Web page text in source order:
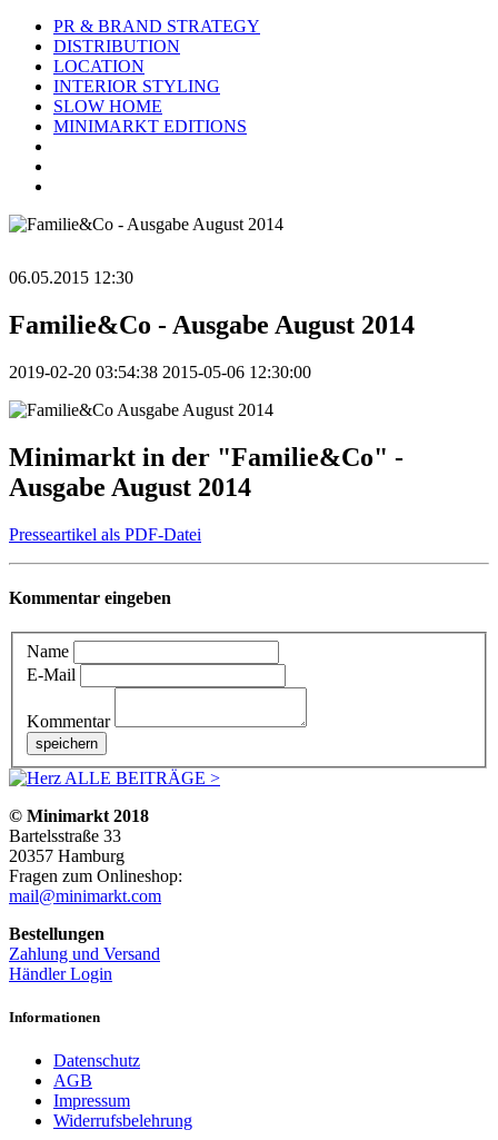
PR & BRAND STRATEGY
DISTRIBUTION
LOCATION
INTERIOR STYLING
SLOW HOME
MINIMARKT EDITIONS
06.05.2015 12:30
Familie&Co - Ausgabe August 2014
2019-02-20 03:54:38 2015-05-06 12:30:00
Minimarkt in der "Familie&Co" -
Ausgabe August 2014
Presseartikel als PDF-Datei
Kommentar eingeben
Name
E-Mail
Kommentar
ALLE BEITRÄGE >
© Minimarkt 2018
Bartelsstraße 33
20357 Hamburg
Fragen zum Onlineshop:
mail@minimarkt.com
Bestellungen
Zahlung und Versand
Händler Login
Informationen
Datenschutz
AGB
Impressum
Widerrufsbelehrung